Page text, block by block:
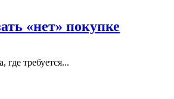
«нет» покупке
требуется...